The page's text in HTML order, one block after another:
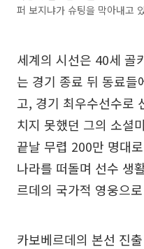
퍼 보지냐가 슈팅을 막아내고
세계의 시선은 40세 골
는 경기 종료 뒤 동료들
고, 경기 최우수선수로
치지 못했던 그의 소셜
끝날 무렵 200만 명대
나라를 떠돌며 선수 생
르데의 국가적 영웅으
카보베르데의 본선 진